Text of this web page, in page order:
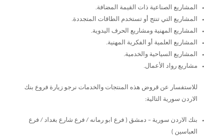
المشاريع الصناعية ذات القيمة المضافة.
المشاريع التي تنتج أو تستخدم الطاقات المتجددة.
المشاريع المهنية ومشاريع الحرف اليدوية.
المشاريع العلمية أو الفكرية المهنية.
المشاريع السياحية والخدمية.
مشاريع رواد الأعمال.
للاستفسار عن قروض هذه المنتجات والخدمات نرجو زيارة فروع بنك
الاردن سورية التالية:
بنك الاردن سورية – دمشق ( فرع ابو رمانه / فرع شارع بغداد / فرع
العباسين )